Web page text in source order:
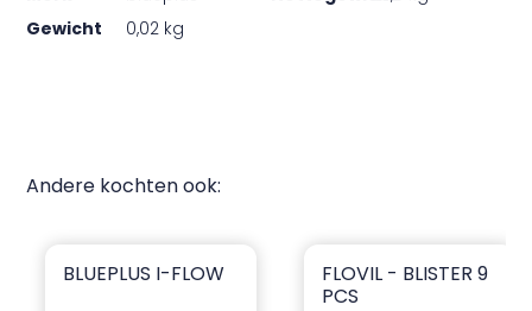
Gewicht
0,02 kg
Andere kochten ook:
blueplus I-flow
BLUEPLUS I-FLOW Flovil - Blister 9 pcs
FLOVIL - BLISTER 9
PCS